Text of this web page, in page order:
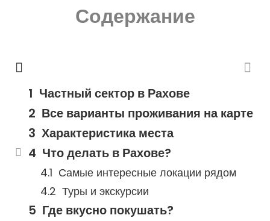
Содержание
Частный сектор в Рахове
Все варианты проживания на карте
Характеристика места
Что делать в Рахове?
Самые интересные локации рядом
Туры и экскурсии
Где вкусно покушать?